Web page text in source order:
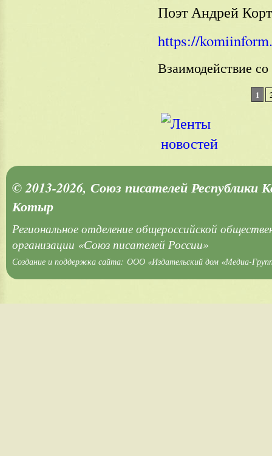
Поэт Андрей
https://
Взаимодействие
1
© 2013-2026, Союз писателей Республики
Котыр
Региональное отделение общероссийской
организации «Союз писателей России»
Создание и поддержка сайта: ООО «Издательский дом «Медиа-